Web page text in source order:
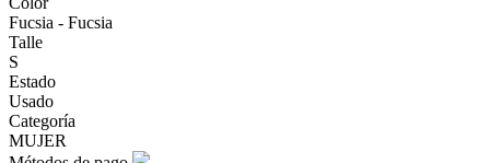
Fucsia - Fucsia
Talle
S
Estado
Usado
Categoría
MUJER